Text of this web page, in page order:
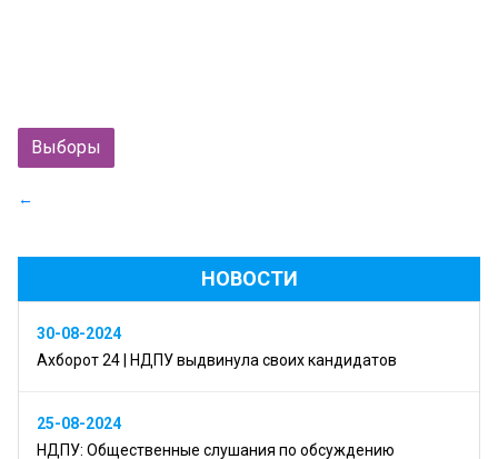
Выборы
←
НОВОСТИ
30-08-2024
Ахборот 24 | НДПУ выдвинула своих кандидатов
25-08-2024
НДПУ: Общественные слушания по обсуждению